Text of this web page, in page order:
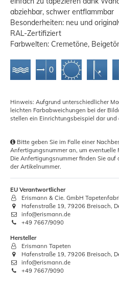
abziehbar, schwer entflammbar
Besonderheiten: neu und
RAL-Zertifiziert
Farbwelten: Cremetöne,
Hinweis: Aufgrund unterschiedlicher
leichten Farbabweichungen bei der
stellen ein Einrichtungsbeispiel dar
Bitte geben Sie im Falle einer
Anfertigungsnummer an, um eventuelle
Die Anfertigungsnummer finden Sie auf
der Artikelnummer.
EU Verantwortlicher
Erismann & Cie. GmbH
Hafenstraße 19, 79206 Breisach,
info@erismann.de
+49 7667/9090
Hersteller
Erismann Tapeten
Hafenstraße 19, 79206 Breisach,
info@erismann.de
+49 7667/9090